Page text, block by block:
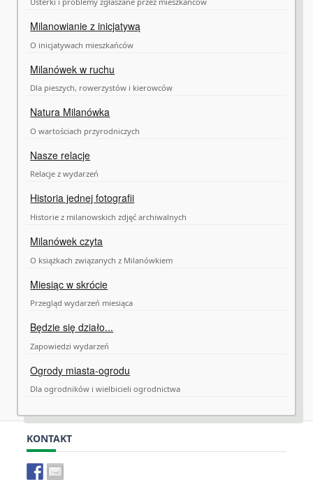
Milanowianie z inicjatywą
O inicjatywach mieszkańców
Milanówek w ruchu
Dla pieszych, rowerzystów i kierowców
Natura Milanówka
O wartościach przyrodniczych
Nasze relacje
Relacje z wydarzeń
Historia jednej fotografii
Historie z milanowskich zdjęć archiwalnych
Milanówek czyta
O książkach związanych z Milanówkiem
Miesiąc w skrócie
Przegląd wydarzeń miesiąca
Będzie się działo...
Zapowiedzi wydarzeń
Ogrody miasta-ogrodu
Dla ogrodników i wielbicieli ogrodnictwa
KONTAKT